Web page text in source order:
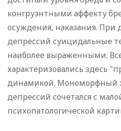
конгруэнтными аффекту
осуждения, наказания.
депрессий суицидальные
наиболее выраженными.
характеризовались здесь
динамикой. Мономорфный
депрессий сочетался с
психопатологической